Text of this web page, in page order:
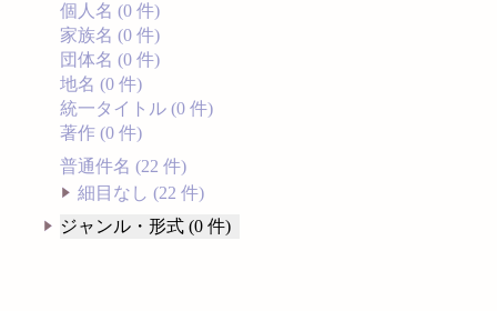
個人名 (0 件)
家族名 (0 件)
団体名 (0 件)
地名 (0 件)
統一タイトル (0 件)
著作 (0 件)
普通件名 (22 件)
細目なし (22 件)
ジャンル・形式 (0 件)